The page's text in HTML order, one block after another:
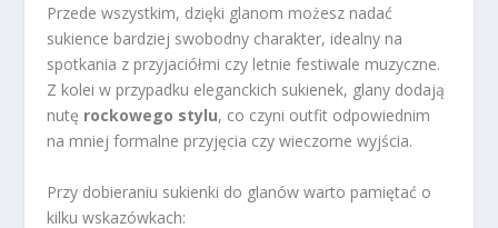
Przede wszystkim, dzięki glanom możesz nadać
sukience bardziej swobodny charakter, idealny na
spotkania z przyjaciółmi czy letnie festiwale muzyczne.
Z kolei w przypadku eleganckich sukienek, glany dodają
nutę rockowego stylu, co czyni outfit odpowiednim
na mniej formalne przyjęcia czy wieczorne wyjścia.
Przy dobieraniu sukienki do glanów warto pamiętać o
kilku wskazówkach: